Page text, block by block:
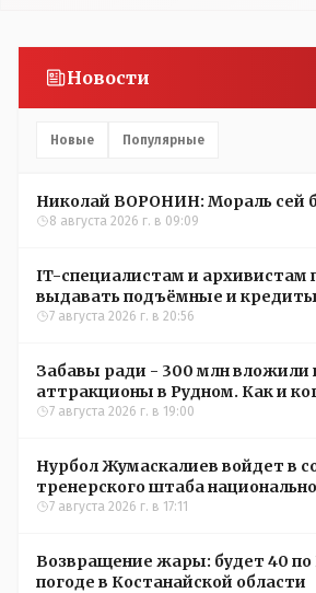
Новости
Новые Популярные
Николай ВОРОНИН: Мораль сей
8 августа 2026 г. в 09:09
IT-специалистам и архивистам
выдавать подъёмные и
сёлах Казахстана
7 августа 2026 г. в 20:56
Забавы ради - 300 млн вложили
аттракционы в Рудном. Как и
окупятся?
7 августа 2026 г. в 19:00
Нурбол Жумаскалиев войдет в
тренерского штаба
Казахстана по футболу
7 августа 2026 г. в 17:11
Возвращение жары: будет 40
погоде в Костанайской области